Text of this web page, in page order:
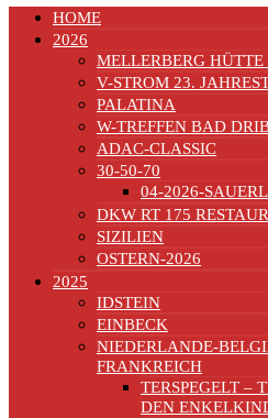
HOME
2026
MELLERBERG HÜTTE
V-STROM 23.
PALATINA
W-TREFFEN BAD
ADAC-CLASSIC
30-50-70
04-2026-
DKW RT 175
SIZILIEN
OSTERN-2026
2025
IDSTEIN
EINBECK
NIEDERLANDE-
FRANKREICH
TERSPEGELT –
DEN